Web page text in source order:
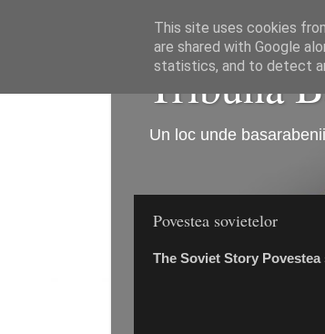
Tribuna
Un loc unde
Povestea sovietelor
The Soviet Story
This site uses cookies
are shared with Google
statistics, and to detect